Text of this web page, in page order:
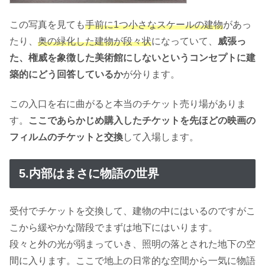
この写真を見ても手前に1つ小さなスケールの建物があっ
たり、 奥の緑化した建物が段々状になっていて、 威張っ
た、権威を象徴した美術館にしないというコンセプトに建
築的にどう回答しているかが分ります。
この入口を右に曲がると本当のチケット売り場がありま
す。
ここであらかじめ購入したチケットを先ほどの映画の
フィルムのチケットと交換して入場します。
5.内部はまさに物語の世界
受付でチケットを交換して、建物の中にはいるのですがこ
こから緩やかな階段でまずは地下にはいります。
段々と外の光が弱まっていき、照明の落とされた地下の空
間に入ります。ここで地上の日常的な空間から一気に物語